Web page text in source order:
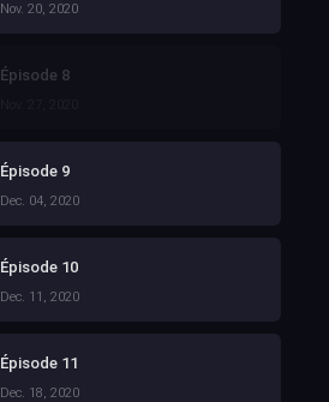
Nov. 20, 2020
Épisode 8
Épisode 9
Dec. 04, 2020
Épisode 10
Dec. 11, 2020
Épisode 11
Dec. 18, 2020